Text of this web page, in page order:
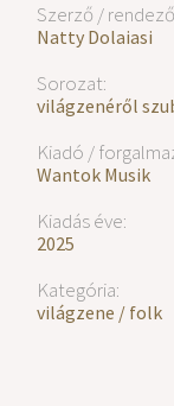
Szerző /
Natty Dolaiasi
Sorozat:
világzenéről
Kiadó /
Wantok Musik
Kiadás éve:
2025
Kategória:
világzene / folk